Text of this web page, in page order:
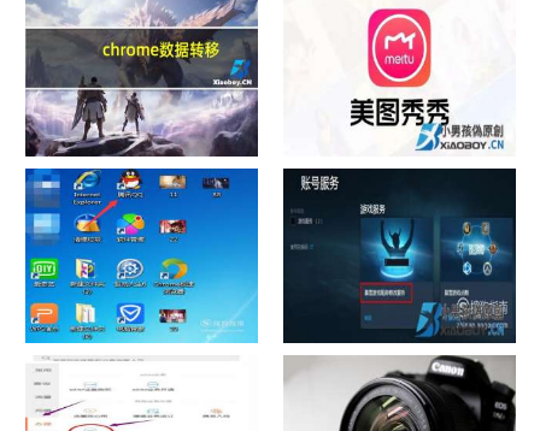
chrome数据转移 怎样给照片换背景
如何看认识QQ好友具体多少天
了
战网怎么修改昵称？